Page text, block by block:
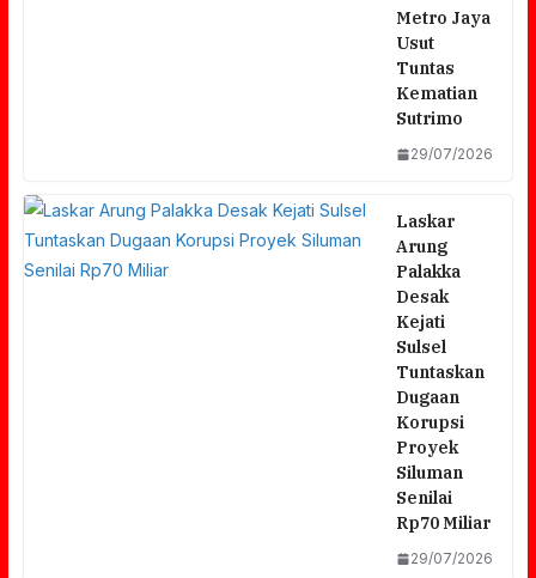
Metro Jaya
Usut
Tuntas
Kematian
Sutrimo
29/07/2026
Laskar
Arung
Palakka
Desak
Kejati
Sulsel
Tuntaskan
Dugaan
Korupsi
Proyek
Siluman
Senilai
Rp70 Miliar
29/07/2026